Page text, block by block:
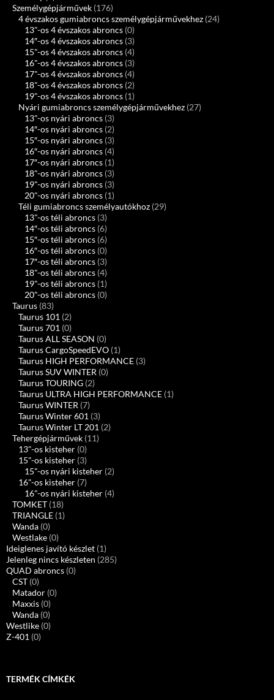
Személygépjárművek (176)
4 évszakos gumiabroncs személygépjárművekhez (24)
13"-os 4 évszakos abroncs (0)
14″-os 4 évszakos abroncs (3)
15"-os 4 évszakos abroncs (4)
16"-os 4 évszakos abroncs (3)
17"-os 4 évszakos abroncs (4)
18"-os 4 évszakos abroncs (2)
19"-os 4 évszakos abroncs (1)
Nyári gumiabroncs személygépjárművekhez (27)
13"-os nyári abroncs (3)
14″-os nyári abroncs (2)
15″-os nyári abroncs (3)
16″-os nyári abroncs (4)
17″-os nyári abroncs (1)
18"-os nyári abroncs (3)
19"-os nyári abroncs (3)
20"-os nyári abroncs (1)
Téli gumiabroncs személyautókhoz (29)
13"-os téli abroncs (3)
14″-os téli abroncs (6)
15″-os téli abroncs (6)
16″-os téli abroncs (0)
17″-os téli abroncs (3)
18"-os téli abroncs (4)
19"-os téli abroncs (1)
20"-os téli abroncs (0)
Taurus (83)
Taurus 101 (2)
Taurus 701 (0)
Taurus ALL SEASON (0)
Taurus CargoSpeedEVO (1)
Taurus HIGH PERFORMANCE (3)
Taurus SUV WINTER (0)
Taurus TOURING (2)
Taurus ULTRA HIGH PERFORMANCE (1)
Taurus WINTER (7)
Taurus Winter 601 (3)
Taurus Winter LT 201 (2)
Tehergépjárművek (11)
13"-os kisteher (0)
15"-os kisteher (3)
15"-os nyári kisteher (2)
16"-os kisteher (7)
16"-os nyári kisteher (4)
TOMKET (18)
TRIANGLE (1)
Wanda (0)
Westlake (0)
Ideiglenes javító készlet (1)
Jelenleg nincs készleten (285)
QUAD abroncs (0)
CST (0)
Matador (0)
Maxxis (0)
Wanda (0)
Westlike (0)
Z-401 (0)
TERMÉK CÍMKÉK